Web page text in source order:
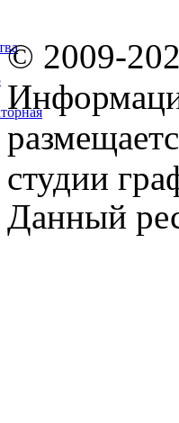
© 2009-
студии
Данный